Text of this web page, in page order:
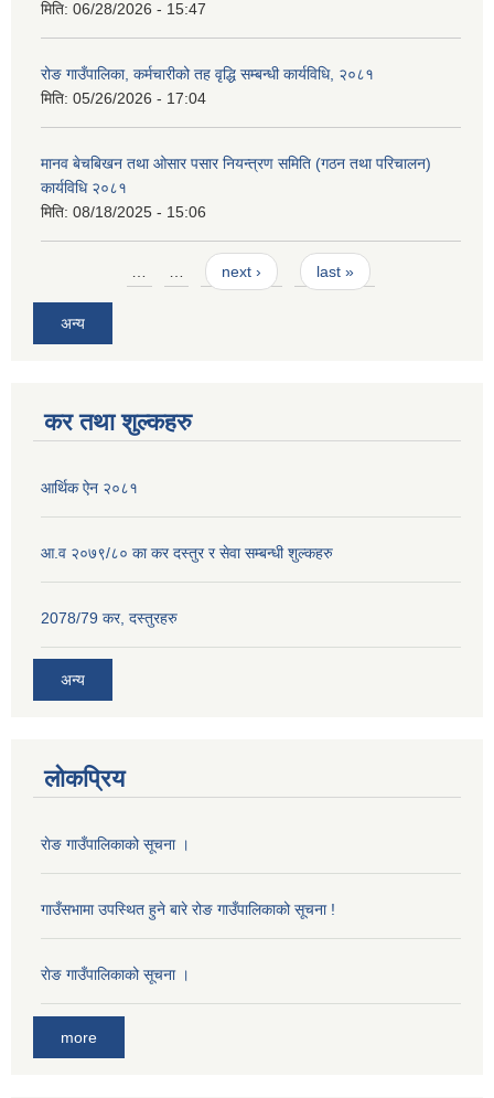
मिति: 06/28/2026 - 15:47
रोङ गाउँपालिका, कर्मचारीको तह वृद्धि सम्बन्धी कार्यविधि, २०८१
मिति: 05/26/2026 - 17:04
मानव बेचबिखन तथा ओसार पसार नियन्त्रण समिति (गठन तथा परिचालन)
कार्यविधि २०८१
मिति: 08/18/2025 - 15:06
… … next › last »
अन्य
कर तथा शुल्कहरु
आर्थिक ऐन २०८१
आ.व २०७९/८० का कर दस्तुर र सेवा सम्बन्धी शुल्कहरु
2078/79 कर, दस्तुरहरु
अन्य
लोकप्रिय
राेङ गाउँपालिकाको सूचना ।
गाउँसभामा उपस्थित हुने बारे रोङ गाउँपालिकाको सूचना !
राेङ गाउँपालिकाको सूचना ।
more